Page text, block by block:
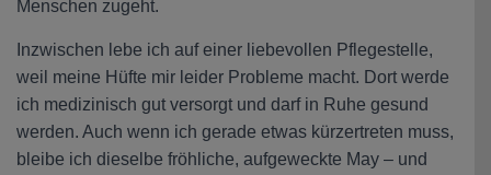
Menschen zugeht.
Inzwischen lebe ich auf einer liebevollen Pflegestelle,
weil meine Hüfte mir leider Probleme macht. Dort werde
ich medizinisch gut versorgt und darf in Ruhe gesund
werden. Auch wenn ich gerade etwas kürzertreten muss,
bleibe ich dieselbe fröhliche, aufgeweckte May – und